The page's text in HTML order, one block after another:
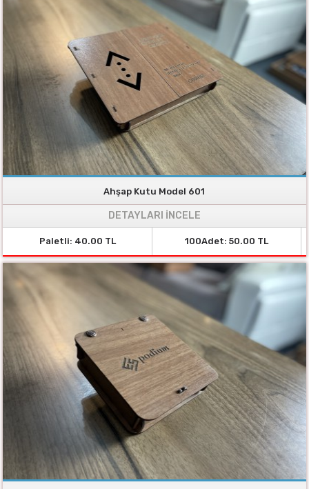
Ahşap Kutu Model 601
DETAYLARI İNCELE
Paletli: 40.00 TL 100Adet: 50.00 TL